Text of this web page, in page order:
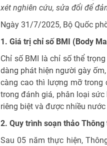
xét nghiên cứu, sửa đổi để
Ngày 31/7/2025, Bộ Quốc
1. Giá trị chỉ số BMI (Body
Chỉ số BMI là chỉ số thể
dàng phát hiện người gày
càng cao thì lượng mỡ trong
trong đánh giá, phân loại
riêng biệt và được nhiều
2. Quy trình soạn thảo
Sau 05 năm thực hiện,